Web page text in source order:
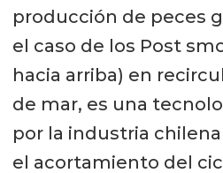
producción de peces
el caso de los Post
hacia arriba) en
de mar, es una
por la industria
el acortamiento del